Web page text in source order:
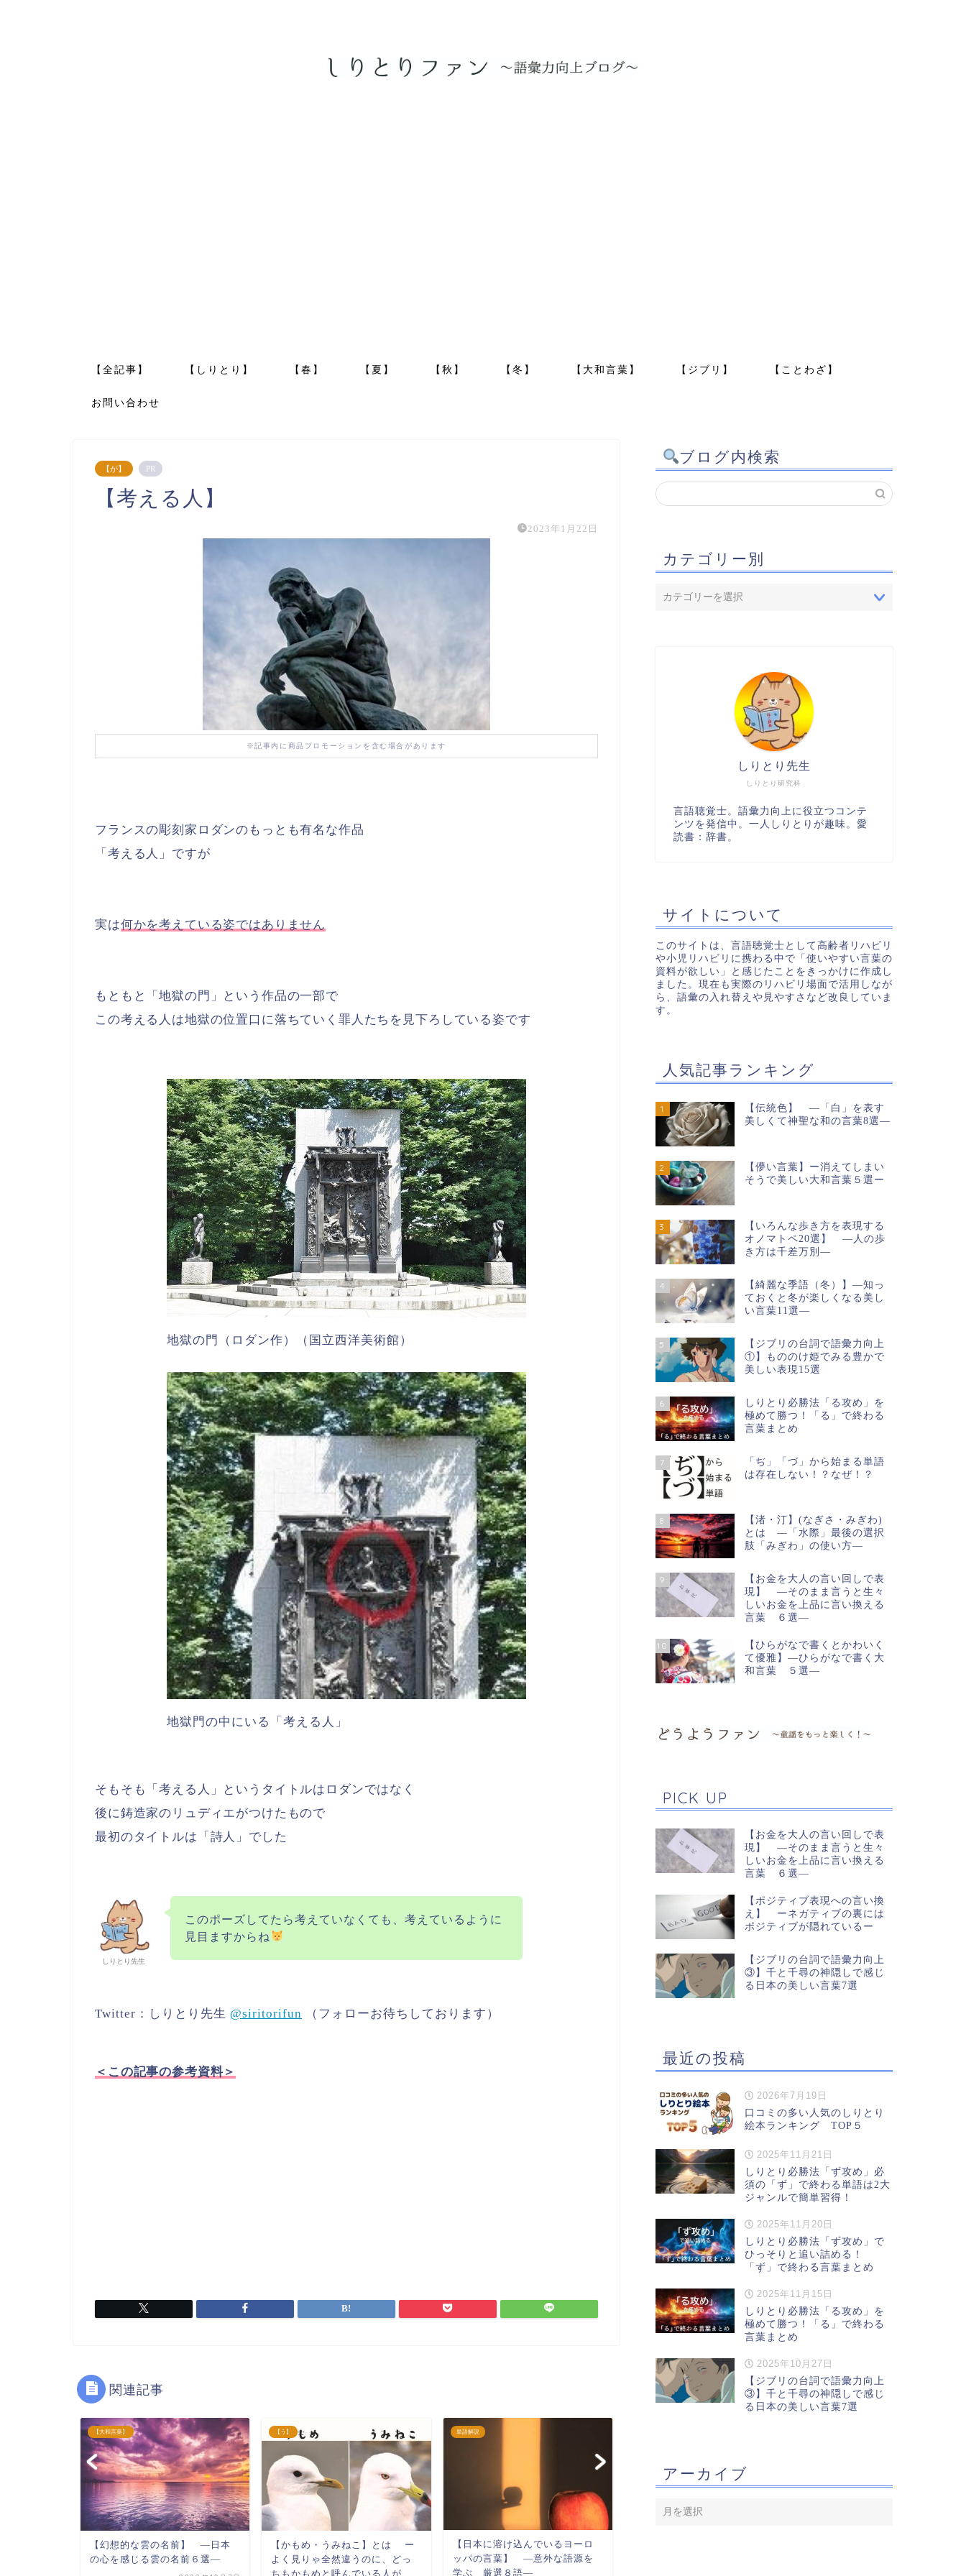
【全記事】 【しりとり】 【春】 【夏】 【秋】 【冬】 【大和言葉】 【ジブリ】 【ことわざ】
お問い合わせ
【が】 PR
【考える人】
2023年1月22日
※記事内に商品プロモーションを含む場合があります
フランスの彫刻家ロダンのもっとも有名な作品
「考える人」ですが
実は何かを考えている姿ではありません
もともと「地獄の門」という作品の一部で
この考える人は地獄の位置口に落ちていく罪人たちを見下ろしている姿です
地獄の門（ロダン作）（国立西洋美術館）
地獄門の中にいる「考える人」
そもそも「考える人」というタイトルはロダンではなく
後に鋳造家のリュディエがつけたもので
最初のタイトルは「詩人」でした
しりとり先生
このポーズしてたら考えていなくても、考えているように
見目ますからね
Twitter：しりとり先生 @siritorifun （フォローお待ちしております）
＜この記事の参考資料＞
関連記事
【大和言葉】
【幻想的な雲の名前】 ―日本
の心を感じる雲の名前６選―
【う】
【かもめ・うみねこ】とは ー
よく見りゃ全然違うのに、どっ
ちもかもめと呼んでいる人が...
単語解説
【日本に溶け込んでいるヨーロ
ッパの言葉】 ―意外な語源を
学ぶ 厳選８語―
ブログ内検索
カテゴリー別
しりとり研究科
しりとり先生
言語聴覚士。語彙力向上に役立つコンテ
ンツを発信中。一人しりとりが趣味。愛
読書：辞書。
サイトについて
このサイトは、言語聴覚士として高齢者リハビリ
や小児リハビリに携わる中で「使いやすい言葉の
資料が欲しい」と感じたことをきっかけに作成し
ました。現在も実際のリハビリ場面で活用しなが
ら、語彙の入れ替えや見やすさなど改良していま
す。
人気記事ランキング
1
【伝統色】 ―「白」を表す
美しくて神聖な和の言葉8選―
2
【儚い言葉】ー消えてしまい
そうで美しい大和言葉５選ー
3
【いろんな歩き方を表現する
オノマトペ20選】 ―人の歩
き方は千差万別―
4
【綺麗な季語（冬）】―知っ
ておくと冬が楽しくなる美し
い言葉11選―
5
【ジブリの台詞で語彙力向上
①】もののけ姫でみる豊かで
美しい表現15選
6
しりとり必勝法「る攻め」を
極めて勝つ！「る」で終わる
言葉まとめ
7
「ぢ」「づ」から始まる単語
は存在しない！？なぜ！？
8
【渚・汀】(なぎさ・みぎわ)
とは ―「水際」最後の選択
肢「みぎわ」の使い方―
9
【お金を大人の言い回しで表
現】 ―そのまま言うと生々
しいお金を上品に言い換える
言葉 ６選―
10
【ひらがなで書くとかわいく
て優雅】―ひらがなで書く大
和言葉 ５選―
PICK UP
【お金を大人の言い回しで表
現】 ―そのまま言うと生々
しいお金を上品に言い換える
言葉 ６選―
【ポジティブ表現への言い換
え】 ーネガティブの裏には
ポジティブが隠れているー
【ジブリの台詞で語彙力向上
③】千と千尋の神隠しで感じ
る日本の美しい言葉7選
最近の投稿
2026年7月19日
口コミの多い人気のしりとり
絵本ランキング TOP５
2025年11月21日
しりとり必勝法「ず攻め」必
須の「ず」で終わる単語は2大
ジャンルで簡単習得！
2025年11月20日
しりとり必勝法「ず攻め」で
ひっそりと追い詰める！
「ず」で終わる言葉まとめ
2025年11月15日
しりとり必勝法「る攻め」を
極めて勝つ！「る」で終わる
言葉まとめ
2025年10月27日
【ジブリの台詞で語彙力向上
③】千と千尋の神隠しで感じ
る日本の美しい言葉7選
アーカイブ